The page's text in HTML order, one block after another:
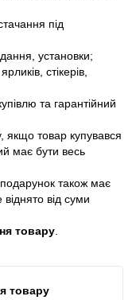
під
установки;
стікерів,
та гарантійний
якщо товар купувався
має бути весь
також має
від суми
товару
товару